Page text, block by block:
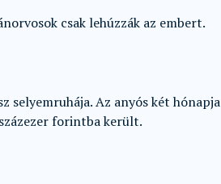
csak lehúzzák az embert.
selyemruhája. Az anyós két hónapja
forintba került.